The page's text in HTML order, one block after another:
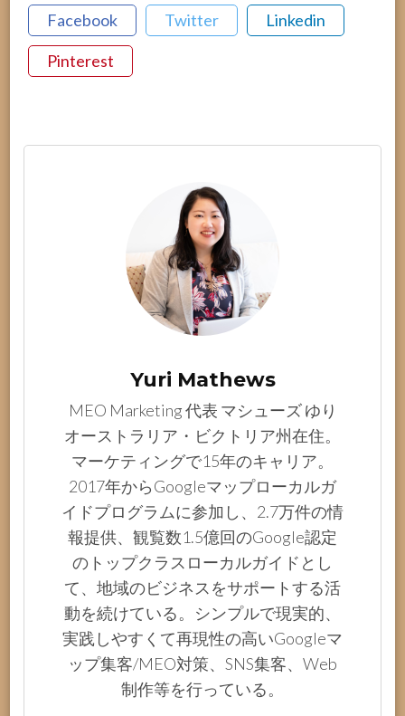
Facebook Twitter Linkedin
Pinterest
Yuri Mathews
MEO Marketing 代表 マシューズ ゆり
オーストラリア・ビクトリア州在住。
マーケティングで15年のキャリア。
2017年からGoogleマップローカルガ
イドプログラムに参加し、2.7万件の情
報提供、観覧数1.5億回のGoogle認定
のトップクラスローカルガイドとし
て、地域のビジネスをサポートする活
動を続けている。シンプルで現実的、
実践しやすくて再現性の高いGoogleマ
ップ集客/MEO対策、SNS集客、Web
制作等を行っている。